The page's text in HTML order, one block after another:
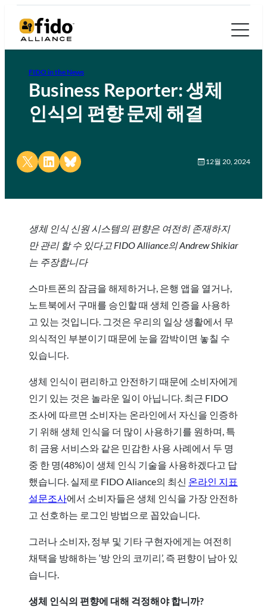
FIDO in the News
Business Reporter: 생체
인식의 편향 문제 해결
Share on X Share on LinkedIn
Share on Bluesky 12월 20, 2024
생체 인식 신원 시스템의 편향은 여전히 존재하지
만 관리 할 수 있다고 FIDO Alliance의 Andrew Shikiar
는 주장합니다
스마트폰의 잠금을 해제하거나, 은행 앱을 열거나,
노트북에서 구매를 승인할 때 생체 인증을 사용하
고 있는 것입니다. 그것은 우리의 일상 생활에서 무
의식적인 부분이기 때문에 눈을 깜박이면 놓칠 수
있습니다.
생체 인식이 편리하고 안전하기 때문에 소비자에게
인기 있는 것은 놀라운 일이 아닙니다. 최근 FIDO
조사에 따르면 소비자는 온라인에서 자신을 인증하
기 위해 생체 인식을 더 많이 사용하기를 원하며, 특
히 금융 서비스와 같은 민감한 사용 사례에서 두 명
중 한 명(48%)이 생체 인식 기술을 사용하겠다고 답
했습니다. 실제로 FIDO Aliance의 최신 온라인 지표
설문조사에서 소비자들은 생체 인식을 가장 안전하
고 선호하는 로그인 방법으로 꼽았습니다.
그러나 소비자, 정부 및 기타 구현자에게는 여전히
채택을 방해하는 ‘방 안의 코끼리’, 즉 편향이 남아 있
습니다.
생체 인식의 편향에 대해 걱정해야 합니까?